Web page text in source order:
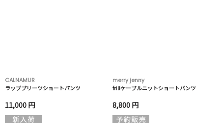
CALNAMUR
ラッププリーツショートパンツ
11,000 円
merry jenny
frillケーブルニットショートパンツ
8,800 円